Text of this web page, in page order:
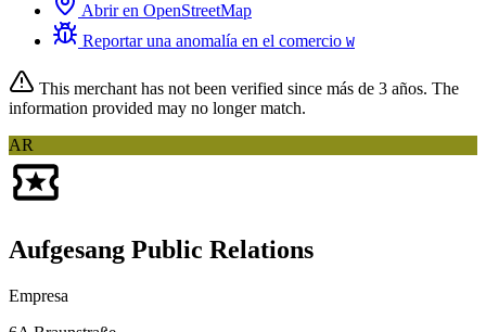
Abrir en OpenStreetMap
Reportar una anomalía en el comercio W
This merchant has not been verified since más de 3 años. The
information provided may no longer match.
AR
Aufgesang Public Relations
Empresa